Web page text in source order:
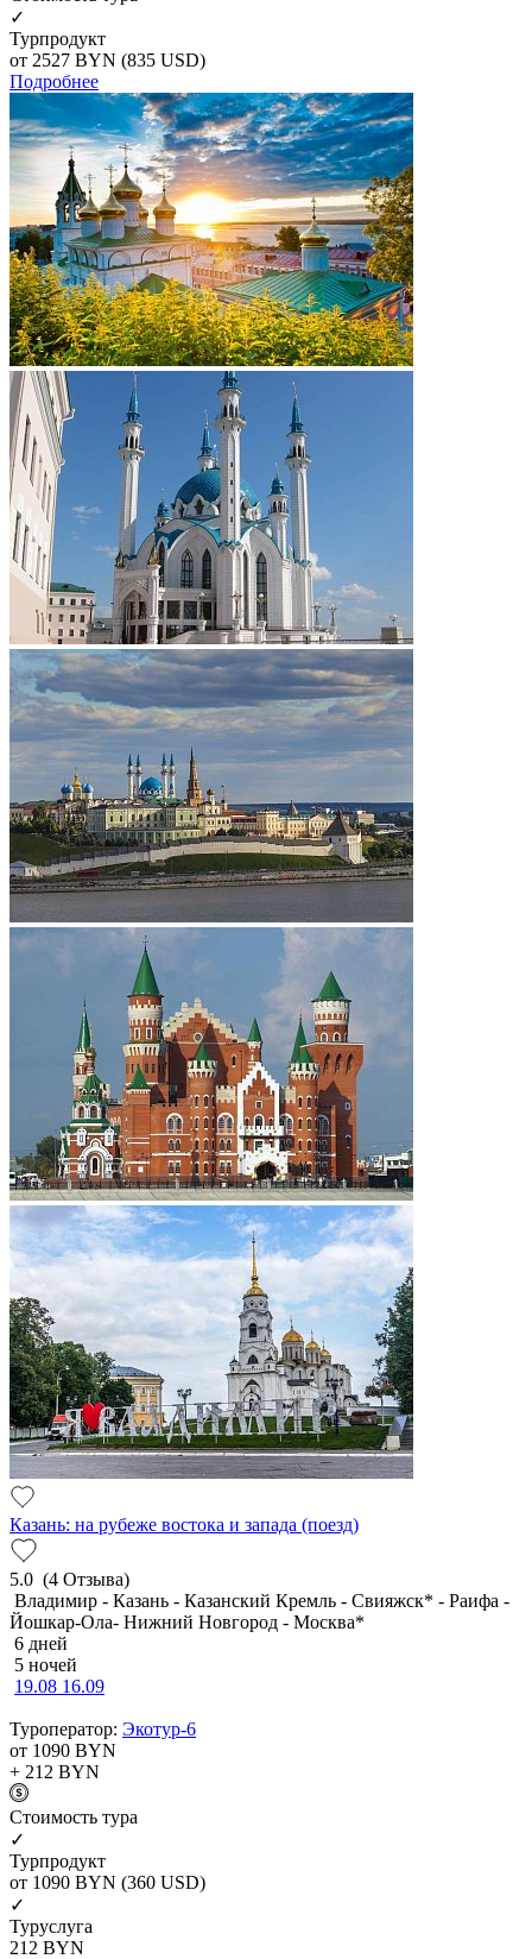
✓
Турпродукт
от 2527 BYN (835 USD)
Подробнее
Казань: на рубеже востока и запада (поезд)
5.0 (4 Отзыва)
Владимир - Казань - Казанский Кремль - Свияжск* - Раифа -
Йошкар-Ола- Нижний Новгород - Москва*
6 дней
5 ночей
19.08 16.09
Туроператор: Экотур-6
от 1090 BYN
+ 212 BYN
Cтоимость тура
✓
Турпродукт
от 1090 BYN (360 USD)
✓
Туруслуга
212 BYN